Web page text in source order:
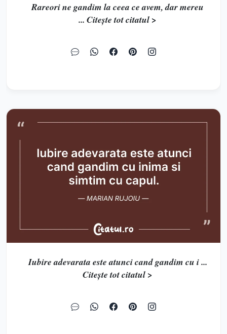
Rareori ne gandim la ceea ce avem, dar mereu
... Citește tot citatul >
Iubire adevarata este atunci cand gandim cu i ...
Citește tot citatul >